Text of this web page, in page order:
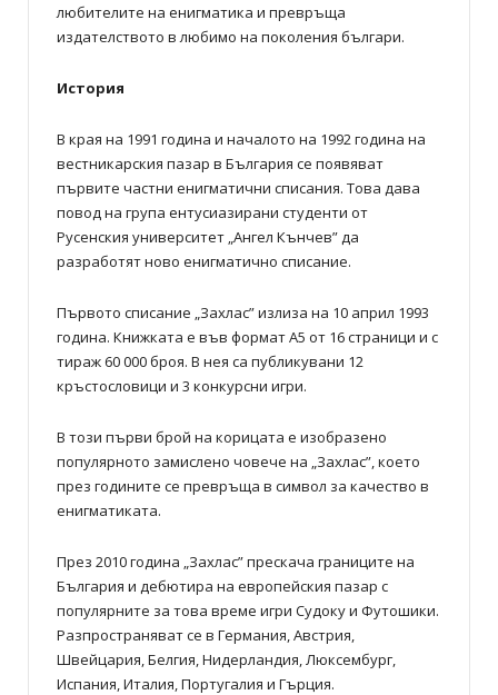
любителите на енигматика и превръща
издателството в любимо на поколения българи.
История
В края на 1991 година и началото на 1992 година на
вестникарския пазар в България се появяват
първите частни енигматични списания. Това дава
повод на група ентусиазирани студенти от
Русенския университет „Ангел Кънчев” да
разработят ново енигматично списание.
Първото списание „Захлас” излиза на 10 април 1993
година. Книжката е във формат А5 от 16 страници и с
тираж 60 000 броя. В нея са публикувани 12
кръстословици и 3 конкурсни игри.
В този първи брой на корицата е изобразено
популярното замислено човече на „Захлас”, което
през годините се превръща в символ за качество в
енигматиката.
През 2010 година „Захлас” прескача границите на
България и дебютира на европейския пазар с
популярните за това време игри Судоку и Футошики.
Разпространяват се в Германия, Австрия,
Швейцария, Белгия, Нидерландия, Люксембург,
Испания, Италия, Португалия и Гърция.